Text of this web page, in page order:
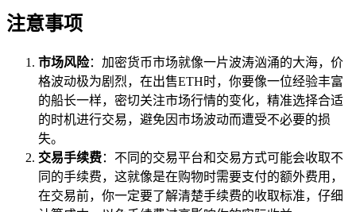
注意事项
市场风险：加密货币市场就像一片波涛汹涌的大海，价
格波动极为剧烈，在出售ETH时，你要像一位经验丰富
的船长一样，密切关注市场行情的变化，精准选择合适
的时机进行交易，避免因市场波动而遭受不必要的损
失。
交易手续费：不同的交易平台和交易方式可能会收取不
同的手续费，这就像是在购物时需要支付的额外费用，
在交易前，你一定要了解清楚手续费的收取标准，仔细